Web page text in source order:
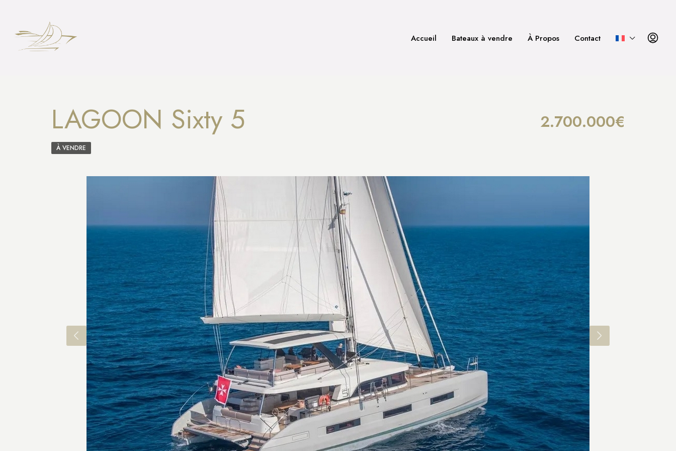
Accueil Bateaux à vendre À Propos Contact
LAGOON Sixty 5 2.700.000€
À VENDRE